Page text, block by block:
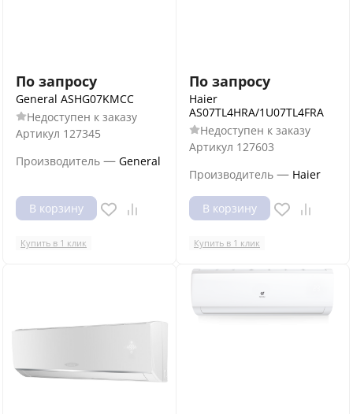
По запросу
General ASHG07KMСС
Недоступен к заказу
Артикул 127345
Производитель — General
В корзину
Купить в 1 клик
По запросу
Haier
AS07TL4HRA/1U07TL4FRA
Недоступен к заказу
Артикул 127603
Производитель — Haier
В корзину
Купить в 1 клик